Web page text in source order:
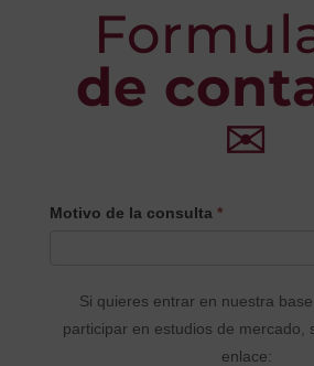
de
✉
CONTACTO
Motivo de la consulta *
Si quieres entrar en nuestra
participar en estudios de mercado,
enlace: